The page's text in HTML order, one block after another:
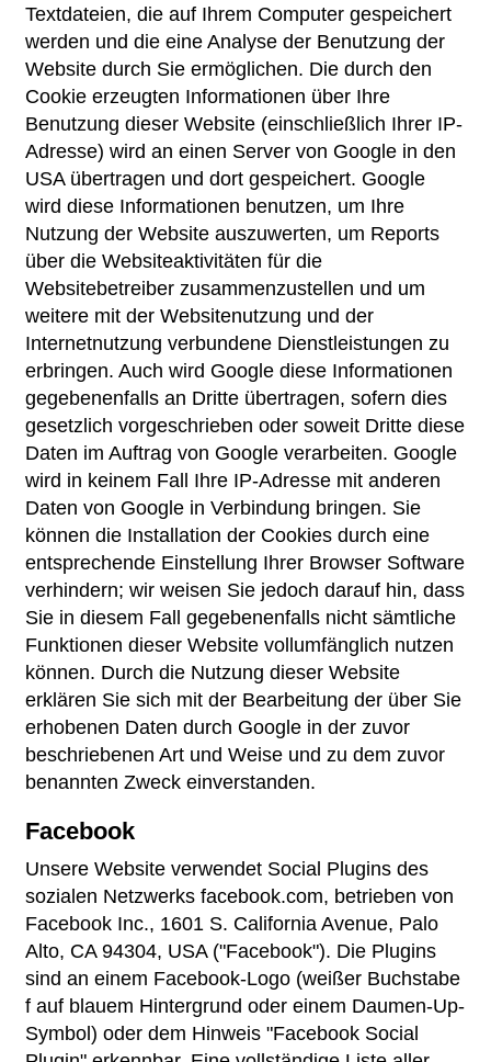
Textdateien, die auf Ihrem Computer gespeichert
werden und die eine Analyse der Benutzung der
Website durch Sie ermöglichen. Die durch den
Cookie erzeugten Informationen über Ihre
Benutzung dieser Website (einschließlich Ihrer IP-
Adresse) wird an einen Server von Google in den
USA übertragen und dort gespeichert. Google
wird diese Informationen benutzen, um Ihre
Nutzung der Website auszuwerten, um Reports
über die Websiteaktivitäten für die
Websitebetreiber zusammenzustellen und um
weitere mit der Websitenutzung und der
Internetnutzung verbundene Dienstleistungen zu
erbringen. Auch wird Google diese Informationen
gegebenenfalls an Dritte übertragen, sofern dies
gesetzlich vorgeschrieben oder soweit Dritte diese
Daten im Auftrag von Google verarbeiten. Google
wird in keinem Fall Ihre IP-Adresse mit anderen
Daten von Google in Verbindung bringen. Sie
können die Installation der Cookies durch eine
entsprechende Einstellung Ihrer Browser Software
verhindern; wir weisen Sie jedoch darauf hin, dass
Sie in diesem Fall gegebenenfalls nicht sämtliche
Funktionen dieser Website vollumfänglich nutzen
können. Durch die Nutzung dieser Website
erklären Sie sich mit der Bearbeitung der über Sie
erhobenen Daten durch Google in der zuvor
beschriebenen Art und Weise und zu dem zuvor
benannten Zweck einverstanden.
Facebook
Unsere Website verwendet Social Plugins des
sozialen Netzwerks facebook.com, betrieben von
Facebook Inc., 1601 S. California Avenue, Palo
Alto, CA 94304, USA ("Facebook"). Die Plugins
sind an einem Facebook-Logo (weißer Buchstabe
f auf blauem Hintergrund oder einem Daumen-Up-
Symbol) oder dem Hinweis "Facebook Social